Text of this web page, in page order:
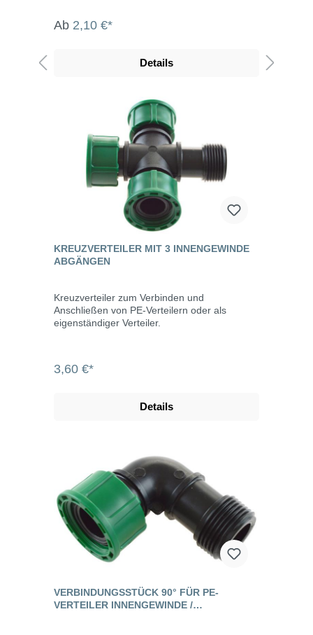
Ab 2,10 €*
Details
KREUZVERTEILER MIT 3 INNENGEWINDE
ABGÄNGEN
Kreuzverteiler zum Verbinden und
Anschließen von PE-Verteilern oder als
eigenständiger Verteiler.
3,60 €*
Details
VERBINDUNGSSTÜCK 90° FÜR PE-
VERTEILER INNENGEWINDE /